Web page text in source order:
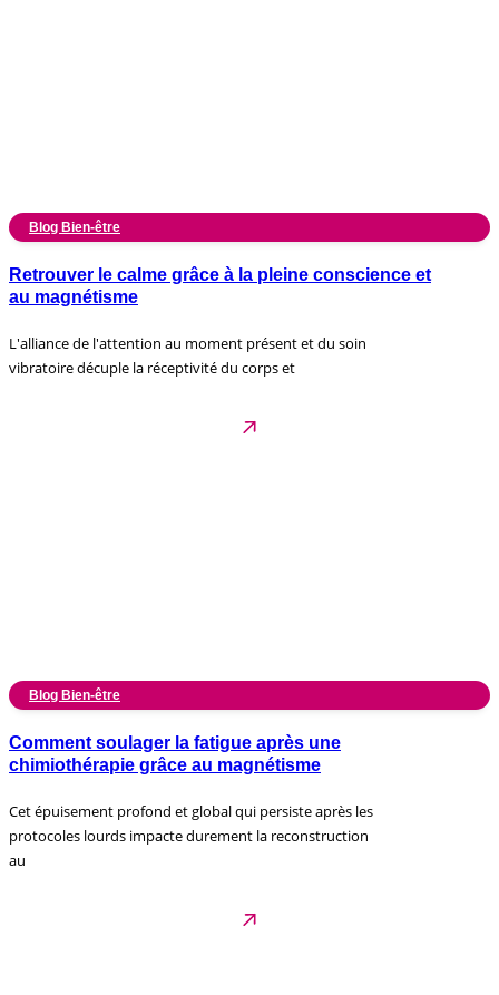
Blog Bien-être
Retrouver le calme grâce à la pleine conscience et
au magnétisme
L'alliance de l'attention au moment présent et du soin
vibratoire décuple la réceptivité du corps et
Blog Bien-être
Comment soulager la fatigue après une
chimiothérapie grâce au magnétisme
Cet épuisement profond et global qui persiste après les
protocoles lourds impacte durement la reconstruction
au